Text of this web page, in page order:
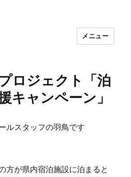
メニュー
ロジェクト「泊
キャンペーン」
ルスタッフの羽鳥です
方が県内宿泊施設に泊まると